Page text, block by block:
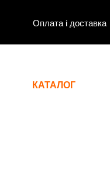
Оплата і доставка
КАТАЛОГ